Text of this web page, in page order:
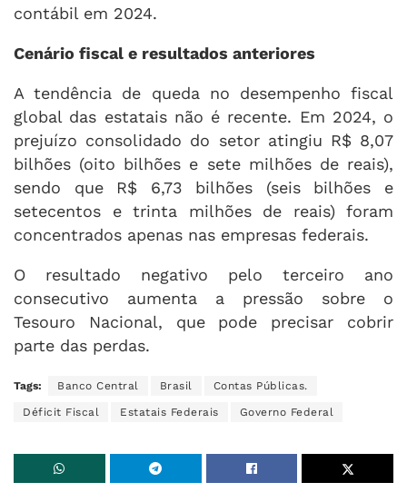
contábil em 2024.
Cenário fiscal e resultados anteriores
A tendência de queda no desempenho fiscal
global das estatais não é recente. Em 2024, o
prejuízo consolidado do setor atingiu R$ 8,07
bilhões (oito bilhões e sete milhões de reais),
sendo que R$ 6,73 bilhões (seis bilhões e
setecentos e trinta milhões de reais) foram
concentrados apenas nas empresas federais.
O resultado negativo pelo terceiro ano
consecutivo aumenta a pressão sobre o
Tesouro Nacional, que pode precisar cobrir
parte das perdas.
Tags: Banco Central Brasil Contas Públicas.
Déficit Fiscal Estatais Federais Governo Federal